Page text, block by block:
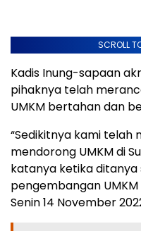
SCROLL
Kadis Inung-sapaan
pihaknya telah
UMKM bertahan dan
“Sedikitnya kami telah
mendorong UMKM di
katanya ketika
pengembangan
Senin 14 November